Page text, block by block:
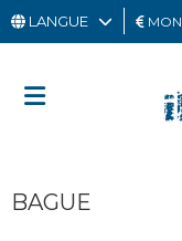
HOMME
CADEAU
LANGUE
BAGUE